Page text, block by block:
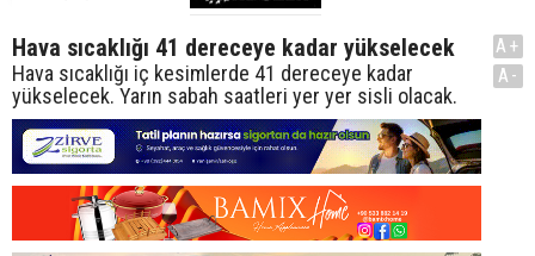
Hava sıcaklığı 41 dereceye kadar yükselecek
Hava sıcaklığı iç kesimlerde 41 dereceye kadar
yükselecek. Yarın sabah saatleri yer yer sisli olacak.
A+
A-